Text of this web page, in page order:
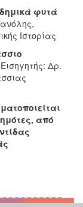
φυτά
Ιστορίας
Εισηγητής: Δρ.
από